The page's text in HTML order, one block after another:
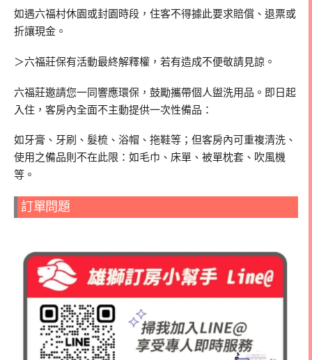
如遇六福村休園或封園時段，住客不得據此要求賠償、退票或
折讓現金。
＞六福莊保有活動最終解釋權，若有造成不便敬請見諒。
六福莊邀請您一同響應環保，鼓勵攜帶個人盥洗用品。即日起
入住，客房內全面不主動提供一次性備品：
如牙膏、牙刷、髮梳、浴帽、拖鞋等；但客房內可重複清洗、
使用之備品則不在此限：如毛巾、床單、被單枕套、吹風機
等。
訂單問題